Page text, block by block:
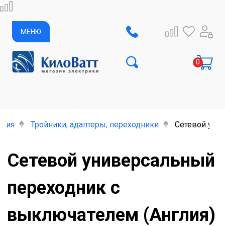
МЕНЮ
Тройники, адаптеры, переходники Сетевой
Сетевой универсальный
переходник с
выключателем (Англия)